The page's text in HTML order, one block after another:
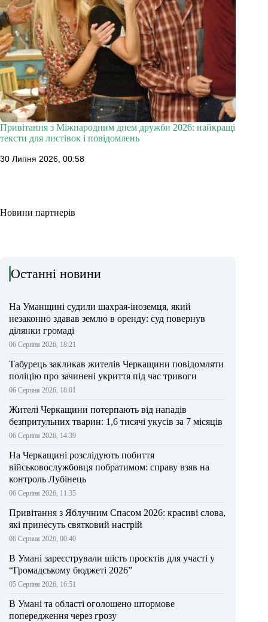
Привітання з Міжнародним днем дружби 2026: найкращі
тексти для листівок і повідомлень
30 Липня 2026, 00:58
Новини партнерів
Останні новини
На Уманщині судили шахрая-іноземця, який
незаконно здавав землю в оренду: суд повернув
ділянки громаді
06 Серпня 2026, 18:21
Табурець закликав жителів Черкащини повідомляти
поліцію про зачинені укриття під час тривоги
06 Серпня 2026, 18:01
Жителі Черкащини потерпають від нападів
безпритульних тварин: 1,6 тисячі укусів за 7 місяців
06 Серпня 2026, 14:39
На Черкащині розслідують побиття
військовослужбовця побратимом: справу взяв на
контроль Лубінець
06 Серпня 2026, 11:35
Привітання з Яблучним Спасом 2026: красиві слова,
які принесуть святковий настрій
06 Серпня 2026, 00:40
В Умані зареєстрували шість проєктів для участі у
“Громадському бюджеті 2026”
05 Серпня 2026, 16:51
В Умані та області оголошено штормове
попередження через грозу